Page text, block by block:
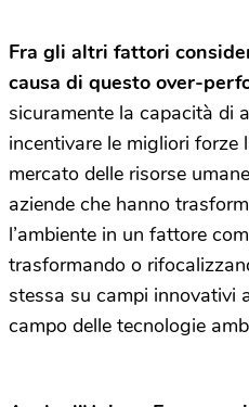
Fra gli altri fattori
causa di questo over-
sicuramente la capacità di
incentivare le migliori forze
mercato delle risorse
aziende che hanno
l’ambiente in un fattore
trasformando o
stessa su campi innovativi
campo delle tecnologie